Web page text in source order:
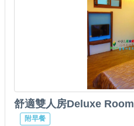
舒適雙人房Deluxe Room
附早餐